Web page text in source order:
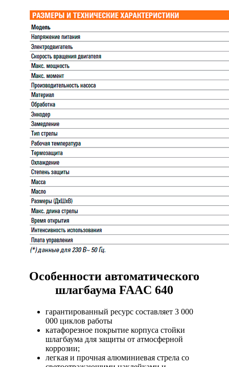
Особенности автоматического
шлагбаума FAAC 640
гарантированный ресурс составляет 3 000
000 циклов работы
катафорезное покрытие корпуса стойки
шлагбаума для защиты от атмосферной
коррозии;
легкая и прочная алюминиевая стрела со